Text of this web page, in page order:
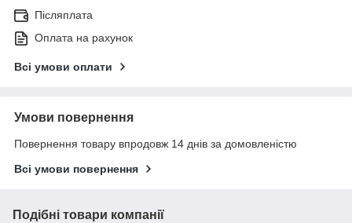
Післяплата
Оплата на рахунок
Всі умови оплати
Умови повернення
Повернення товару впродовж 14 днів за домовленістю
Всі умови повернення
Подібні товари компанії